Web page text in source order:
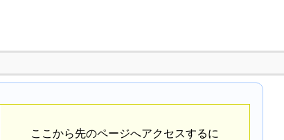
ここから先のページへアクセスするに